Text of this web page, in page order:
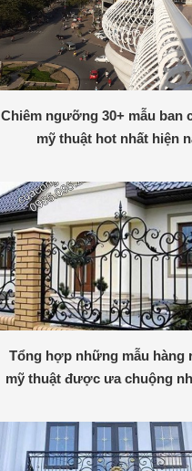
Chiêm ngưỡng 30+ mẫu ban
mỹ thuật hot nhất hiện
Tổng hợp những mẫu hàng
mỹ thuật được ưa chuộng